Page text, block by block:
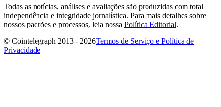
Todas as notícias, análises e avaliações são produzidas com total
independência e integridade jornalística. Para mais detalhes sobre
nossos padrões e processos, leia nossa Política Editorial.
© Cointelegraph 2013 - 2026Termos de Serviço e Política de
Privacidade